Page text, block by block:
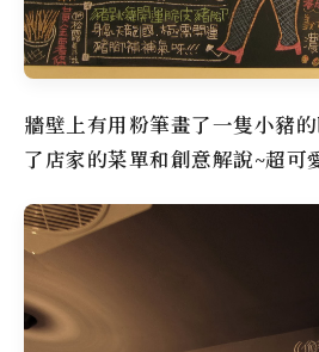
牆壁上有用粉筆畫了一隻小豬
了店家的菜單和創意解說~超可